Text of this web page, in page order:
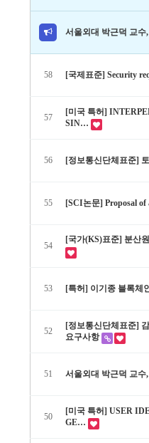
서울외대 박근덕 교
58 [국제표준] Security
57
[미국 특허]
SIN…
56 [정보통신단체표준]
55 [SCI논문] Proposal
54
[국가(KS)표준] 분산
53 [특허] 이기종 블록체
52
[정보통신단체표준]
요구사항
51 서울외대 박근덕 교
50
[미국 특허] USER
GE…